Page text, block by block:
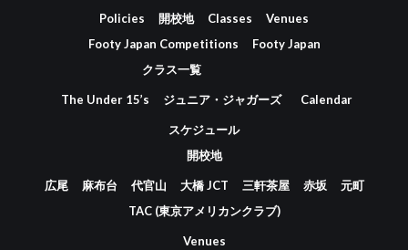
Policies 開校地 Classes
Venues
Footy Japan Competitions
Footy Japan
クラス一覧
The Under 15’s ジュニア・ジャガーズ Calendar
スケジュール
開校地
広尾 麻布台 代官山 大橋 JCT 三軒茶屋 赤坂
元町
TAC (東京アメリカンクラブ)
Venues